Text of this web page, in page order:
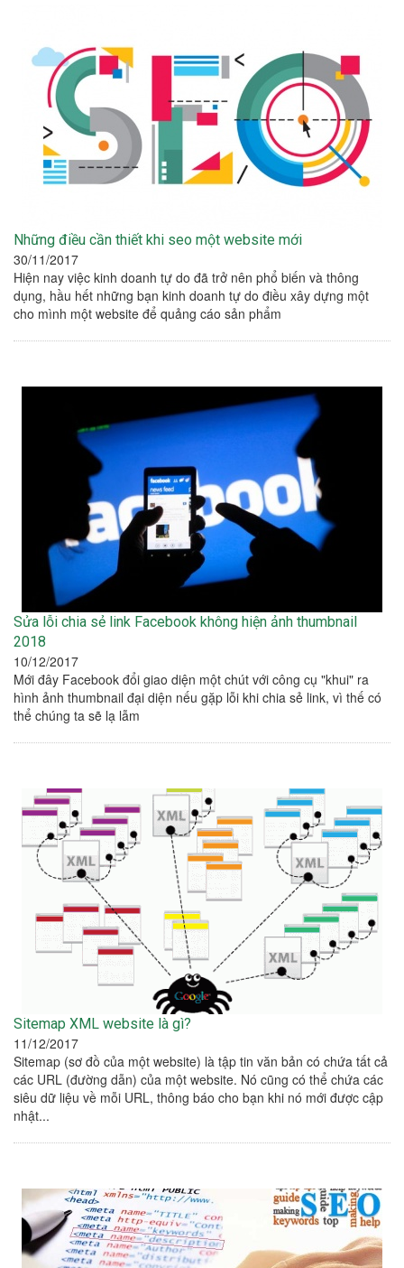
Những điều cần thiết khi seo một website mới
30/11/2017
Hiện nay việc kinh doanh tự do đã trở nên phổ biến và thông
dụng, hầu hết những bạn kinh doanh tự do điều xây dựng một
cho mình một website để quảng cáo sản phẩm
Sửa lỗi chia sẻ link Facebook không hiện ảnh thumbnail
2018
10/12/2017
Mới đây Facebook đổi giao diện một chút với công cụ "khui" ra
hình ảnh thumbnail đại diện nếu gặp lỗi khi chia sẻ link, vì thế có
thể chúng ta sẽ lạ lẫm
Sitemap XML website là gì?
11/12/2017
Sitemap (sơ đồ của một website) là tập tin văn bản có chứa tất cả
các URL (đường dẫn) của một website. Nó cũng có thể chứa các
siêu dữ liệu về mỗi URL, thông báo cho bạn khi nó mới được cập
nhật...